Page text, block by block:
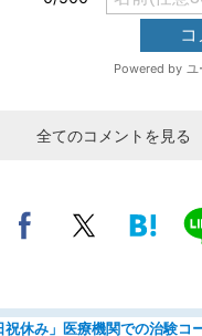
全てのコメントを見る